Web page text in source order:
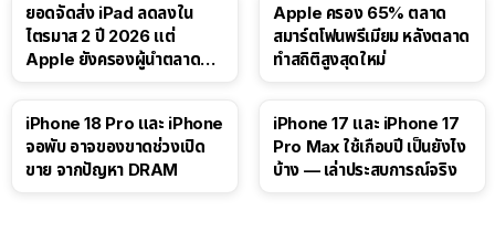
ยอดจัดส่ง iPad ลดลงใน
ไตรมาส 2 ปี 2026 แต่
Apple ยังครองผู้นำตลาด
Apple ครอง 65% ตลาด
สมาร์ตโฟนพรีเมียม หลังตลาด
ทำสถิติสูงสุดใหม่
iPhone 18 Pro และ iPhone
จอพับ อาจของขาดช่วงเปิด
ขาย จากปัญหา DRAM
iPhone 17 และ iPhone 17
Pro Max ใช้เกือบปี เป็นยังไง
บ้าง — เล่าประสบการณ์จริง